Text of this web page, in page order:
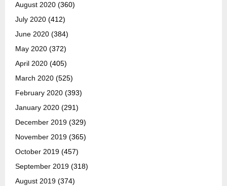
August 2020 (360)
July 2020 (412)
June 2020 (384)
May 2020 (372)
April 2020 (405)
March 2020 (525)
February 2020 (393)
January 2020 (291)
December 2019 (329)
November 2019 (365)
October 2019 (457)
September 2019 (318)
August 2019 (374)